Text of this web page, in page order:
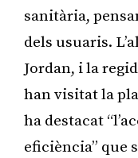
sanitària,
dels usuaris.
Jordan, i la
han visitat la
ha destacat
eficiència” que